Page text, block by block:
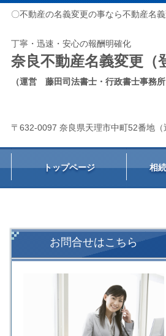
〇不動産の名義変更の事なら不動産名
丁寧・迅速・安心の報酬明確化
奈良不動産名義変更（
（運営 藤田司法書士・行政書士事務所
〒632-0097 奈良県天理市中町52番地
トップページ 相続
お問合せはこちら